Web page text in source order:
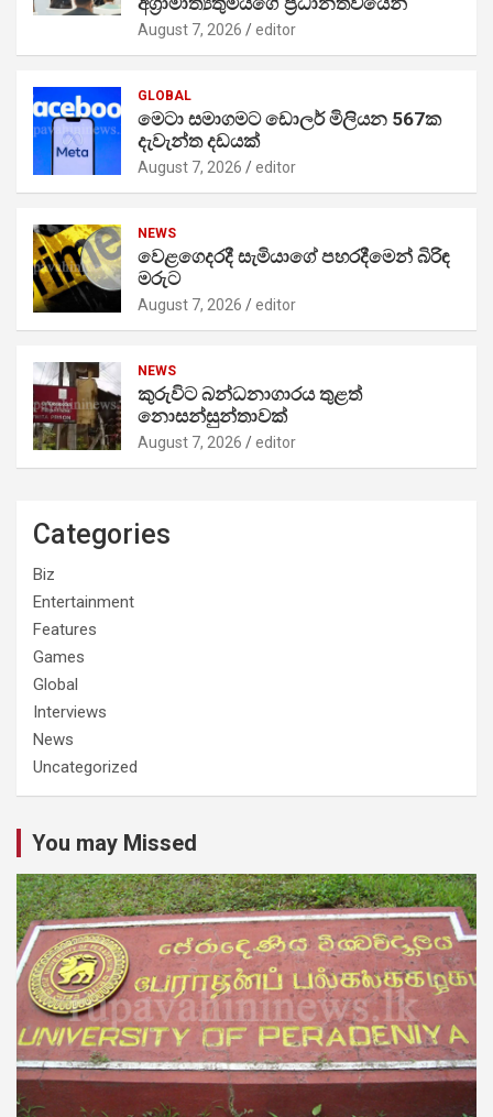
August 7, 2026 editor
GLOBAL
මෙටා සමාගමට ඩොලර් මිලියන 567ක
දැවැන්ත දඩයක්
August 7, 2026 editor
NEWS
වෙළගෙදරදී සැමියාගේ පහරදීමෙන් බිරිඳ
මරුට
August 7, 2026 editor
NEWS
කුරුවිට බන්ධනාගාරය තුළත්
නොසන්සුන්තාවක්
August 7, 2026 editor
Categories
Biz
Entertainment
Features
Games
Global
Interviews
News
Uncategorized
You may Missed